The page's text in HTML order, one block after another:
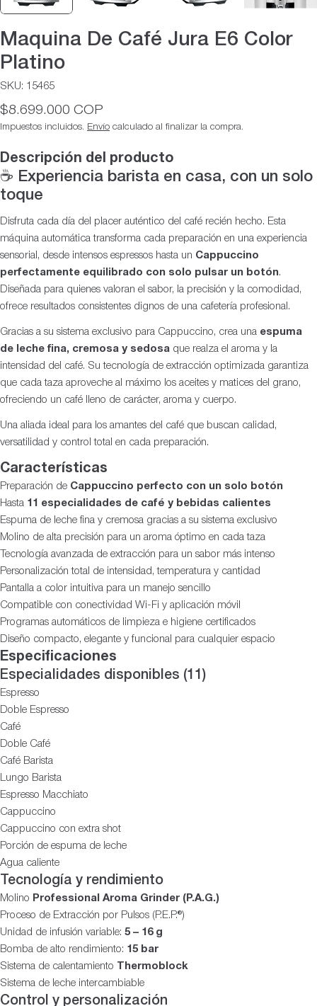
Maquina De Café Jura E6 Color
Platino
SKU: 15465
Precio
habitual
$8.699.000 COP
Impuestos incluidos. Envío calculado al finalizar la compra.
Descripción del producto
☕ Experiencia barista en casa, con un solo
toque
Disfruta cada día del placer auténtico del café recién hecho. Esta
máquina automática transforma cada preparación en una experiencia
sensorial, desde intensos espressos hasta un Cappuccino
perfectamente equilibrado con solo pulsar un botón.
Diseñada para quienes valoran el sabor, la precisión y la comodidad,
ofrece resultados consistentes dignos de una cafetería profesional.
Gracias a su sistema exclusivo para Cappuccino, crea una espuma
de leche fina, cremosa y sedosa que realza el aroma y la
intensidad del café. Su tecnología de extracción optimizada garantiza
que cada taza aproveche al máximo los aceites y matices del grano,
ofreciendo un café lleno de carácter, aroma y cuerpo.
Una aliada ideal para los amantes del café que buscan calidad,
versatilidad y control total en cada preparación.
Características
Preparación de Cappuccino perfecto con un solo botón
Hasta 11 especialidades de café y bebidas calientes
Espuma de leche fina y cremosa gracias a su sistema exclusivo
Molino de alta precisión para un aroma óptimo en cada taza
Tecnología avanzada de extracción para un sabor más intenso
Personalización total de intensidad, temperatura y cantidad
Pantalla a color intuitiva para un manejo sencillo
Compatible con conectividad Wi-Fi y aplicación móvil
Programas automáticos de limpieza e higiene certificados
Diseño compacto, elegante y funcional para cualquier espacio
Especificaciones
Especialidades disponibles (11)
Espresso
Doble Espresso
Café
Doble Café
Café Barista
Lungo Barista
Espresso Macchiato
Cappuccino
Cappuccino con extra shot
Porción de espuma de leche
Agua caliente
Tecnología y rendimiento
Molino Professional Aroma Grinder (P.A.G.)
Proceso de Extracción por Pulsos (P.E.P.®)
Unidad de infusión variable: 5 – 16 g
Bomba de alto rendimiento: 15 bar
Sistema de calentamiento
Thermoblock
Sistema de leche intercambiable
Control y personalización